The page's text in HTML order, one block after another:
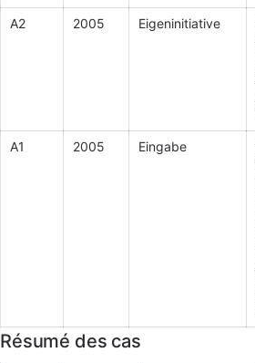
A2 2005 Eigeninitiative
A1 2005 Eingabe
Résumé des cas